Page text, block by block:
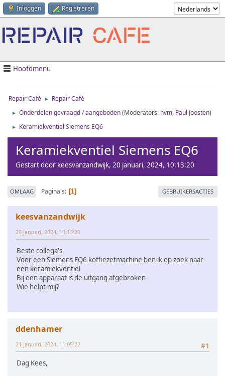
Inloggen Registreren
Hoofdmenu
Repair Café ► Repair Café
► Onderdelen gevraagd / aangeboden(Moderators: hvm, Paul Joosten)
► Keramiekventiel Siemens EQ6
Keramiekventiel Siemens EQ6
Gestart door keesvanzandwijk, 20 januari, 2024, 10:13:20
OMLAAG Pagina's 1 GEBRUIKERSACTIES
keesvanzandwijk
20 januari, 2024, 10:13:20
Beste collega's
Voor een Siemens EQ6 koffiezetmachine ben ik op zoek naar
een keramiekventiel
Bij een apparaat is de uitgang afgebroken
Wie helpt mij?
ddenhamer
#1
21 januari, 2024, 11:05:22
Dag Kees,